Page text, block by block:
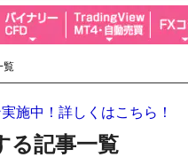
覧
施中！詳しくはこちら！
る記事一覧